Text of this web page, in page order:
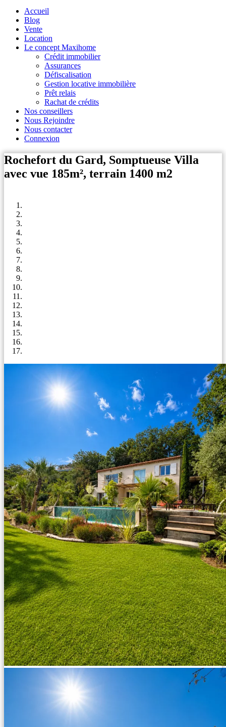
Accueil
Blog
Vente
Location
Le concept Maxihome
Crédit immobilier
Assurances
Défiscalisation
Gestion locative immobilière
Prêt relais
Rachat de crédits
Nos conseillers
Nous Rejoindre
Nous contacter
Connexion
Rochefort du Gard, Somptueuse Villa
avec vue 185m², terrain 1400 m2